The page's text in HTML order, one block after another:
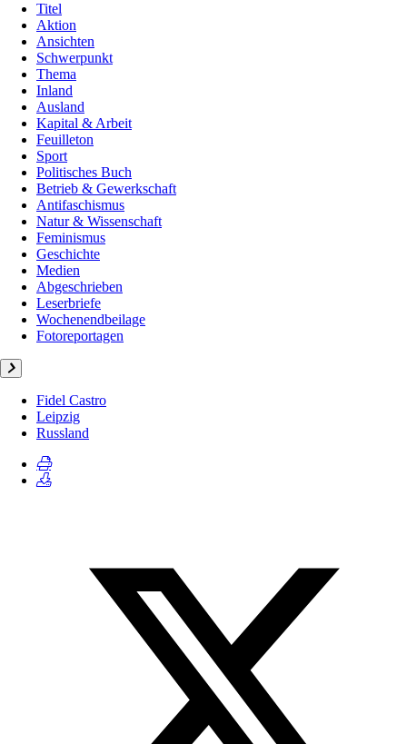
Titel
Aktion
Ansichten
Schwerpunkt
Thema
Inland
Ausland
Kapital & Arbeit
Feuilleton
Sport
Politisches Buch
Betrieb & Gewerkschaft
Antifaschismus
Natur & Wissenschaft
Feminismus
Geschichte
Medien
Abgeschrieben
Leserbriefe
Wochenendbeilage
Fotoreportagen
Fidel Castro
Leipzig
Russland